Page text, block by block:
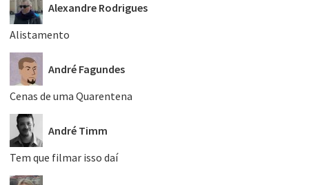
Alexandre Rodrigues
Alistamento
André Fagundes
Cenas de uma Quarentena
André Timm
Tem que filmar isso daí